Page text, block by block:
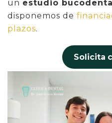
un estudio
disponemos de
plazos.
Solicita